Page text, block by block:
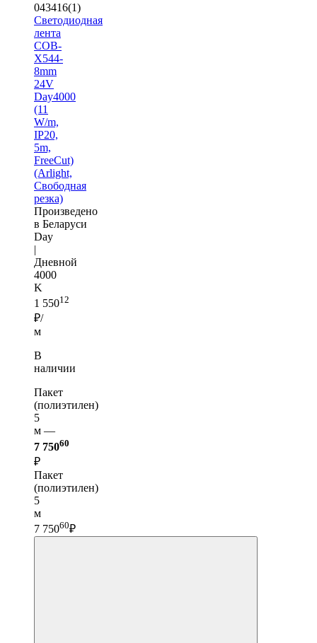
043416(1)
Светодиодная
лента
COB-
X544-
8mm
24V
Day4000
(11
W/m,
IP20,
5m,
FreeCut)
(Arlight,
Свободная
резка)
Произведено
в Беларуси
Day
|
Дневной
4000
K
1 55012
₽/
м
В
наличии
Пакет
(полиэтилен)
5
м —
7 75060
₽
Пакет
(полиэтилен)
5
м
7 75060₽